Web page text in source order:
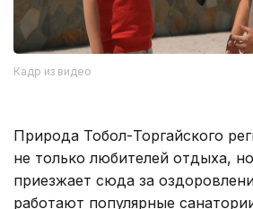
Кадр из видео
Природа Тобол-Торгайского
не только любителей отдыха,
приезжает сюда за
работают популярные